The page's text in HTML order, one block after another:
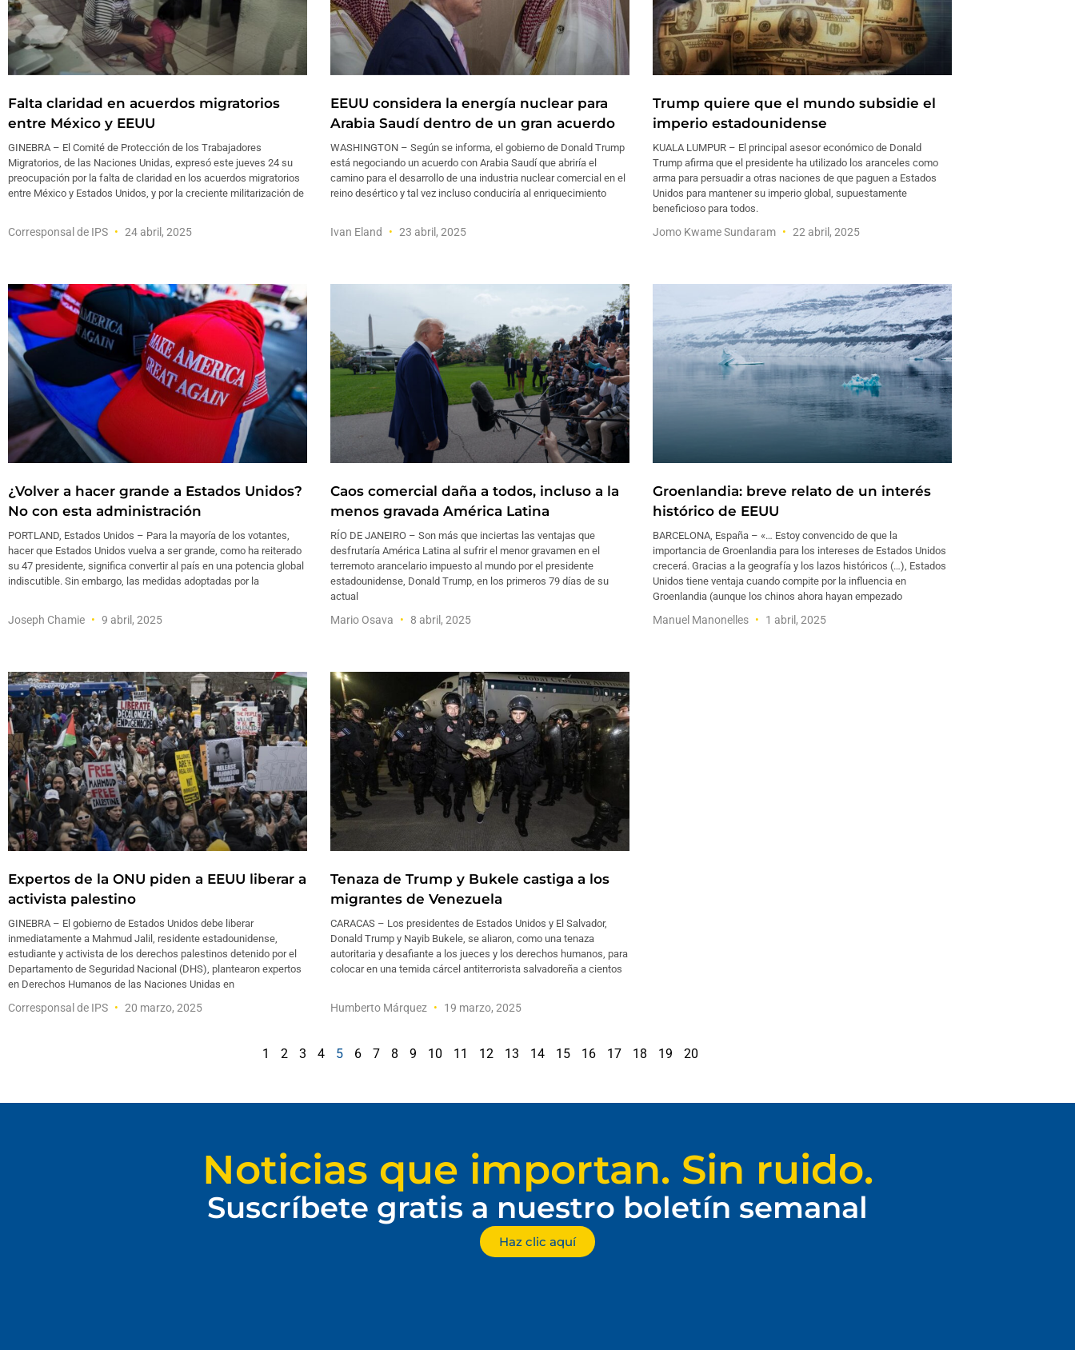
Falta claridad en acuerdos migratorios
entre México y EEUU
GINEBRA – El Comité de Protección de los Trabajadores
Migratorios, de las Naciones Unidas, expresó este jueves 24 su
preocupación por la falta de claridad en los acuerdos migratorios
entre México y Estados Unidos, y por la creciente militarización de
Corresponsal de IPS 24 abril, 2025
EEUU considera la energía nuclear para
Arabia Saudí dentro de un gran acuerdo
WASHINGTON – Según se informa, el gobierno de Donald Trump
está negociando un acuerdo con Arabia Saudí que abriría el
camino para el desarrollo de una industria nuclear comercial en el
reino desértico y tal vez incluso conduciría al enriquecimiento
Ivan Eland 23 abril, 2025
Trump quiere que el mundo subsidie el
imperio estadounidense
KUALA LUMPUR – El principal asesor económico de Donald
Trump afirma que el presidente ha utilizado los aranceles como
arma para persuadir a otras naciones de que paguen a Estados
Unidos para mantener su imperio global, supuestamente
beneficioso para todos.
Jomo Kwame Sundaram 22 abril, 2025
¿Volver a hacer grande a Estados Unidos?
No con esta administración
PORTLAND, Estados Unidos – Para la mayoría de los votantes,
hacer que Estados Unidos vuelva a ser grande, como ha reiterado
su 47 presidente, significa convertir al país en una potencia global
indiscutible. Sin embargo, las medidas adoptadas por la
Joseph Chamie 9 abril, 2025
Caos comercial daña a todos, incluso a la
menos gravada América Latina
RÍO DE JANEIRO – Son más que inciertas las ventajas que
desfrutaría América Latina al sufrir el menor gravamen en el
terremoto arancelario impuesto al mundo por el presidente
estadounidense, Donald Trump, en los primeros 79 días de su
actual
Mario Osava 8 abril, 2025
Groenlandia: breve relato de un interés
histórico de EEUU
BARCELONA, España – «… Estoy convencido de que la
importancia de Groenlandia para los intereses de Estados Unidos
crecerá. Gracias a la geografía y los lazos históricos (…), Estados
Unidos tiene ventaja cuando compite por la influencia en
Groenlandia (aunque los chinos ahora hayan empezado
Manuel Manonelles 1 abril, 2025
Expertos de la ONU piden a EEUU liberar a
activista palestino
GINEBRA – El gobierno de Estados Unidos debe liberar
inmediatamente a Mahmud Jalil, residente estadounidense,
estudiante y activista de los derechos palestinos detenido por el
Departamento de Seguridad Nacional (DHS), plantearon expertos
en Derechos Humanos de las Naciones Unidas en
Corresponsal de IPS 20 marzo, 2025
Tenaza de Trump y Bukele castiga a los
migrantes de Venezuela
CARACAS – Los presidentes de Estados Unidos y El Salvador,
Donald Trump y Nayib Bukele, se aliaron, como una tenaza
autoritaria y desafiante a los jueces y los derechos humanos, para
colocar en una temida cárcel antiterrorista salvadoreña a cientos
Humberto Márquez 19 marzo, 2025
1 2 3 4 5 6 7 8 9 10 11 12 13 14 15 16 17 18 19 20
Noticias que importan. Sin ruido.
Suscríbete gratis a nuestro boletín semanal
Haz clic aquí